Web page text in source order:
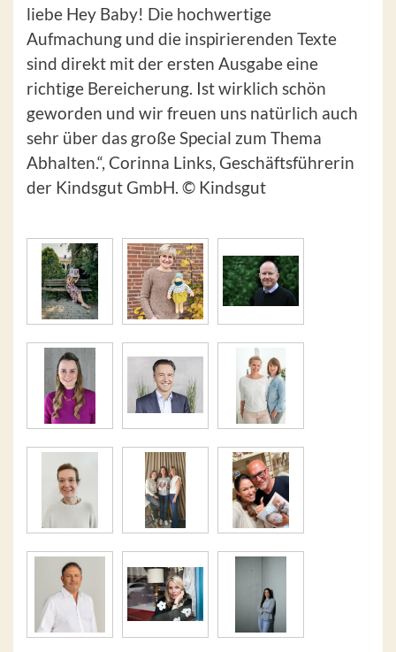
liebe Hey Baby! Die hochwertige
Aufmachung und die inspirierenden Texte
sind direkt mit der ersten Ausgabe eine
richtige Bereicherung. Ist wirklich schön
geworden und wir freuen uns natürlich auch
sehr über das große Special zum Thema
Abhalten.“, Corinna Links, Geschäftsführerin
der Kindsgut GmbH. © Kindsgut